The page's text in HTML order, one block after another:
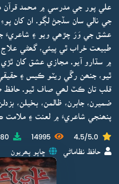
علي پور جي مدرسي ۾ محمد قرآن
جي نالي سان سڏجڻ لڳو. ان کان
عشق جي وَرَ چڙھي ويو ۽ شاعريءَ
طبيعت خراب ٿي پيئي، گھڻي
۾ سڌارو آيو. مجازي عشق کان
ٿيو، جنھن رڱي ريٽو ڪيس ۽
قلب تان ڪٽ لھي صاف ٿيو. حافظ
ضميرن، جابرن، ظالمن، بخيلن،
پنھنجي شاعريءَ ۾ لعنت ۽ ملامت
4.5/5.0
14995
حافظ نظاماڻي ڇاپو پھريون